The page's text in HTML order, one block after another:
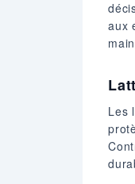
aux
Les